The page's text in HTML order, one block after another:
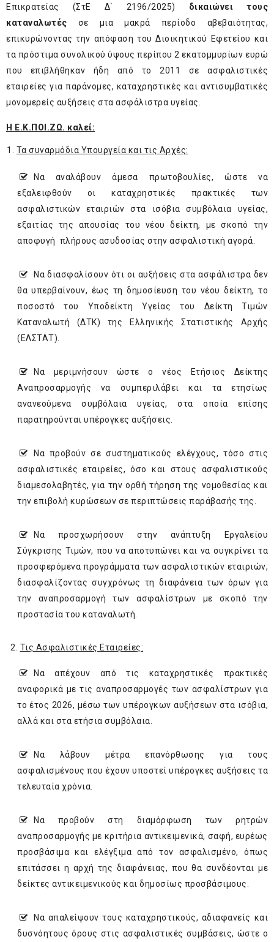
Επικρατείας (ΣτΕ Δ΄ 2196/2025) δικαιώνει τους
καταναλωτές σε μια μακρά περίοδο αβεβαιότητας,
επικυρώνοντας την απόφαση του Διοικητικού Εφετείου και
τα πρόστιμα συνολικού ύψους περίπου 2 εκατομμυρίων ευρώ
που επιβλήθηκαν ήδη από το 2011 σε ασφαλιστικές
εταιρείες για παράνομες, καταχρηστικές και αντισυμβατικές
μονομερείς αυξήσεις στα ασφάλιστρα υγείας.
Η Ε.Κ.ΠΟΙ.ΖΩ. καλεί:
Τα συναρμόδια Υπουργεία και τις Αρχές:
­Να αναλάβουν άμεσα πρωτοβουλίες, ώστε να
εξαλειφθούν οι καταχρηστικές πρακτικές των
ασφαλιστικών εταιριών στα ισόβια συμβόλαια υγείας,
εξαιτίας της απουσίας του νέου δείκτη, με σκοπό την
αποφυγή πλήρους ασυδοσίας στην ασφαλιστική αγορά.
­Να διασφαλίσουν ότι οι αυξήσεις στα ασφάλιστρα δεν
θα υπερβαίνουν, έως τη δημοσίευση του νέου δείκτη, το
ποσοστό του Υποδείκτη Υγείας του Δείκτη Τιμών
Καταναλωτή (ΔΤΚ) της Ελληνικής Στατιστικής Αρχής
(ΕΛΣΤΑΤ).
­Να μεριμνήσουν ώστε ο νέος Ετήσιος Δείκτης
Αναπροσαρμογής να συμπεριλάβει και τα ετησίως
ανανεούμενα συμβόλαια υγείας, στα οποία επίσης
παρατηρούνται υπέρογκες αυξήσεις.
­Να προβούν σε συστηματικούς ελέγχους, τόσο στις
ασφαλιστικές εταιρείες, όσο και στους ασφαλιστικούς
διαμεσολαβητές, για την ορθή τήρηση της νομοθεσίας και
την επιβολή κυρώσεων σε περιπτώσεις παράβασής της.
­Να προσχωρήσουν στην ανάπτυξη Εργαλείου
Σύγκρισης Τιμών, που να αποτυπώνει και να συγκρίνει τα
προσφερόμενα προγράμματα των ασφαλιστικών εταιριών,
διασφαλίζοντας συγχρόνως τη διαφάνεια των όρων για
την αναπροσαρμογή των ασφαλίστρων με σκοπό την
προστασία του καταναλωτή.
2. Τις Ασφαλιστικές Εταιρείες:
­Να απέχουν από τις καταχρηστικές πρακτικές
αναφορικά με τις αναπροσαρμογές των ασφαλίστρων για
το έτος 2026, μέσω των υπέρογκων αυξήσεων στα ισόβια,
αλλά και στα ετήσια συμβόλαια.
­Να λάβουν μέτρα επανόρθωσης για τους
ασφαλισμένους που έχουν υποστεί υπέρογκες αυξήσεις τα
τελευταία χρόνια.
­Να προβούν στη διαμόρφωση των ρητρών
αναπροσαρμογής με κριτήρια αντικειμενικά, σαφή, ευρέως
προσβάσιμα και ελέγξιμα από τον ασφαλισμένο, όπως
επιτάσσει η αρχή της διαφάνειας, που θα συνδέονται με
δείκτες αντικειμενικούς και δημοσίως προσβάσιμους.
­Να απαλείψουν τους καταχρηστικούς, αδιαφανείς και
δυσνόητους όρους στις ασφαλιστικές συμβάσεις, ώστε ο